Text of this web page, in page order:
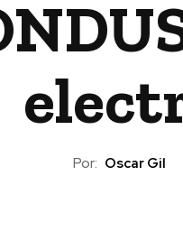
Por: Oscar Gil